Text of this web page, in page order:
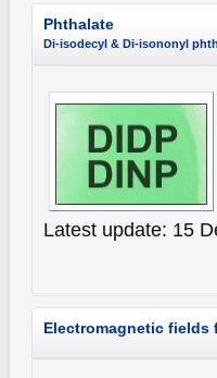
Phthalate
Di-isodecyl & Di-isononyl
Latest update: 15
Electromagnetic fields